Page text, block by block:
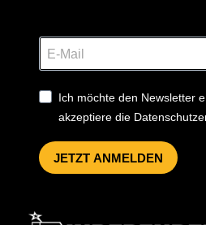
Ich möchte den Newsletter
akzeptiere die
JETZT ANMELDEN